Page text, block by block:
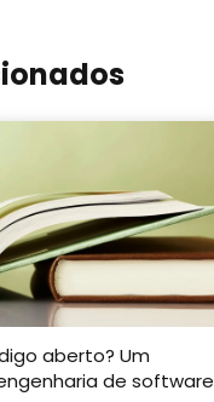
aberto? Um
de software